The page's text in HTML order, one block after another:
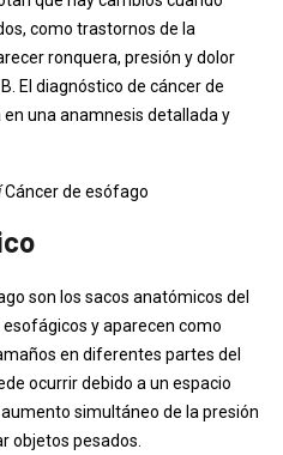
como trastornos de la
ronquera, presión y dolor
El diagnóstico de cáncer de
una anamnesis detallada y
Cáncer de esófago
son los sacos anatómicos del
y aparecen como
en diferentes partes del
ocurrir debido a un espacio
simultáneo de la presión
objetos pesados.